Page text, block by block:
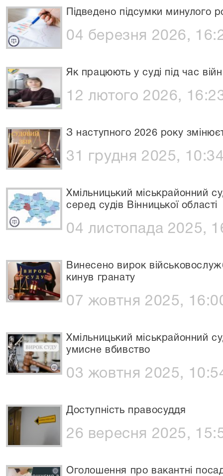
Підведено підсумки минулого
04 березня 2026,
Як працюють у суді під час
12 лютого 2026,
З наступного 2026 року
31 грудня 2025,
Хмільницький міськрайонний
серед судів Вінницької області
04 листопада 2025,
Винесено вирок
кинув гранату
07 жовтня 2025,
Хмільницький міськрайонний
умисне вбивство
03 жовтня 2025,
Доступність правосуддя
26 вересня 2025,
Оголошення про вакантні